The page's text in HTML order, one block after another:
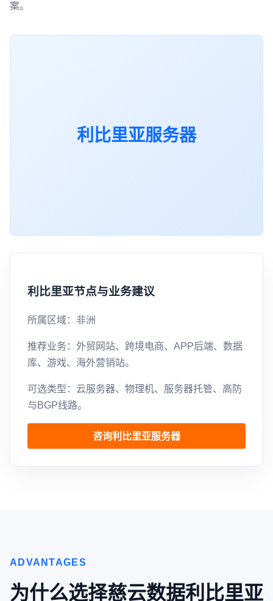
案。
利比里亚服务器
利比里亚节点与业务建议
所属区域：非洲
推荐业务：外贸网站、跨境电商、APP后端、数据
库、游戏、海外营销站。
可选类型：云服务器、物理机、服务器托管、高防
与BGP线路。
咨询利比里亚服务器
ADVANTAGES
为什么选择慈云数据利比里亚